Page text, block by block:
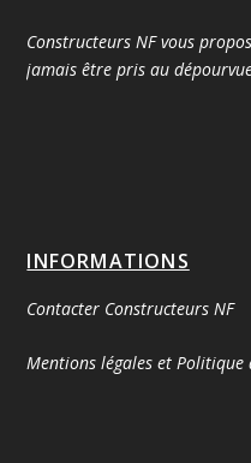
Constructeurs NF vous
jamais être pris au
INFORMATIONS
Contacter Constructeurs NF
Mentions légales et